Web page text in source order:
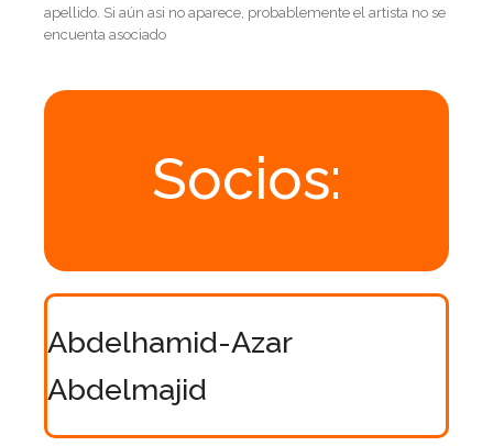
apellido. Si aún asi no aparece, probablemente el artista no se
encuenta asociado
Socios:
Abdelhamid-Azar
Abdelmajid